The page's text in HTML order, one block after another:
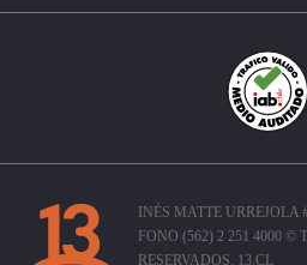
INÉS MATTE
FONO (562) 2 251 4000 ©
RESERVADOS. 13.CL